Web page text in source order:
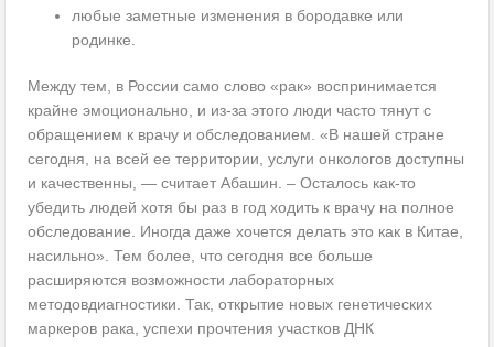
любые заметные изменения в бородавке или
родинке.
Между тем, в России само слово «рак» воспринимается
крайне эмоционально, и из-за этого люди часто тянут с
обращением к врачу и обследованием. «В нашей стране
сегодня, на всей ее территории, услуги онкологов доступны
и качественны, — считает Абашин. – Осталось как-то
убедить людей хотя бы раз в год ходить к врачу на полное
обследование. Иногда даже хочется делать это как в Китае,
насильно». Тем более, что сегодня все больше
расширяются возможности лабораторных
методовдиагностики. Так, открытие новых генетических
маркеров рака, успехи прочтения участков ДНК